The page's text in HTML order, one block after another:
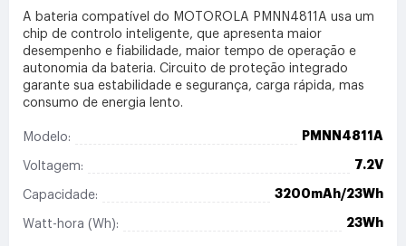
A bateria compatível do MOTOROLA PMNN4811A usa um
chip de controlo inteligente, que apresenta maior
desempenho e fiabilidade, maior tempo de operação e
autonomia da bateria. Circuito de proteção integrado
garante sua estabilidade e segurança, carga rápida, mas
consumo de energia lento.
Modelo: PMNN4811A
Voltagem: 7.2V
Capacidade: 3200mAh/23Wh
Watt-hora (Wh): 23Wh